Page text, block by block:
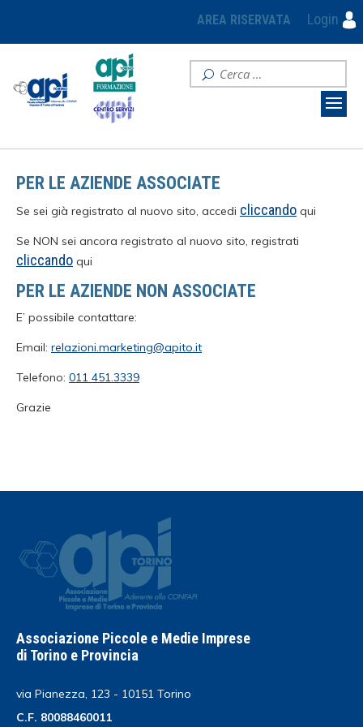
AREA RISERVATA Login
PER LE AZIENDE ASSOCIATE
Se sei già registrato al nuovo sito, accedi cliccando qui
Se NON sei ancora registrato al nuovo sito, registrati
cliccando qui
PER LE AZIENDE NON ASSOCIATE
E’ possibile contattare:
Email: relazioni.marketing@apito.it
Telefono: 011 451.3339
Grazie
Associazione Piccole e Medie Imprese
di Torino e Provincia
via Pianezza, 123 - 10151 Torino
C.F. 80088460011